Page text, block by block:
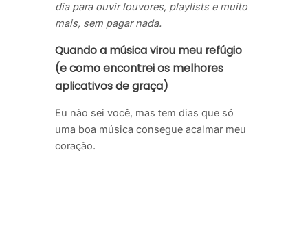
dia para ouvir louvores, playlists e muito
mais, sem pagar nada.
Quando a música virou meu refúgio
(e como encontrei os melhores
aplicativos de graça)
Eu não sei você, mas tem dias que só
uma boa música consegue acalmar meu
coração.